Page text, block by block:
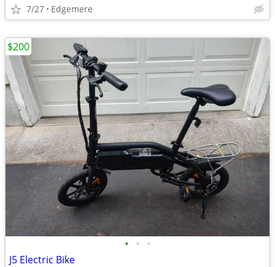
7/27 Edgemere
• • •
J5 Electric Bike
$200